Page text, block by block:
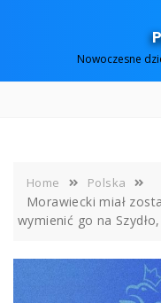
Nowoczesne
Home Polska
Morawiecki miał
wymienić go na